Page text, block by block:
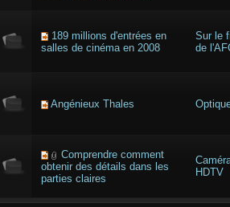
189 millions d'entrées en
salles de cinéma en 2008
Sur le
de
Angénieux Thales
Comprendre comment
obtenir des détails dans les
parties claires
HDTV